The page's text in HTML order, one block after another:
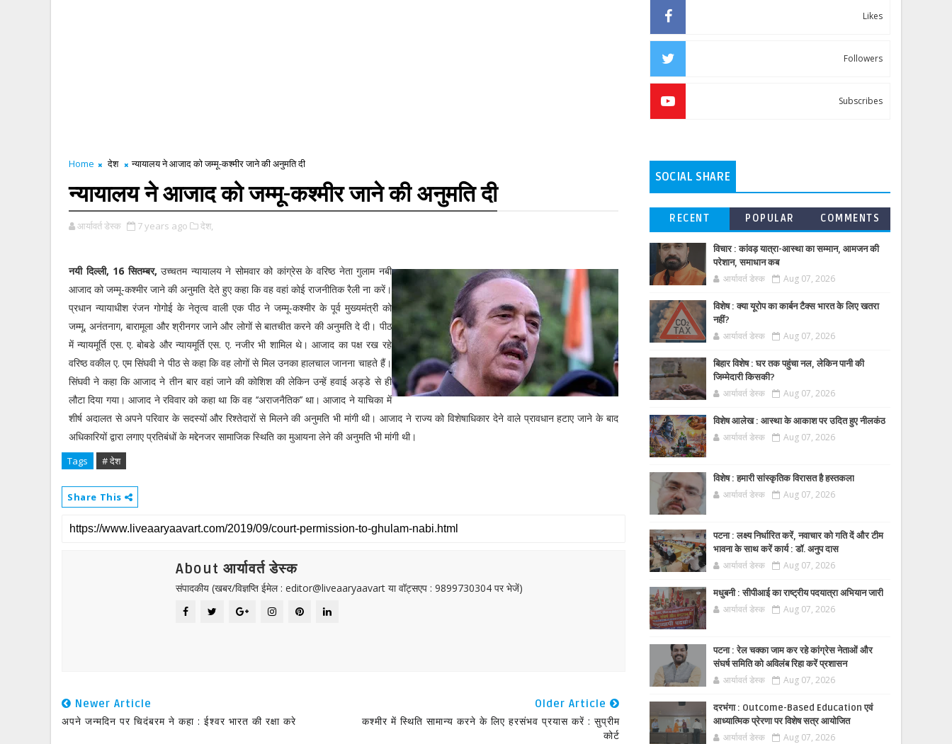
Home देश न्यायालय ने आजाद को जम्मू-कश्मीर जाने की अनुमति दी
न्यायालय ने आजाद को जम्मू-कश्मीर जाने की अनुमति दी
आर्यावर्त डेस्क 7 years ago देश,
नयी दिल्ली, 16 सितम्बर,उच्चतम न्यायालय ने सोमवार को कांग्रेस के वरिष्ठ नेता गुलाम नबी
आजाद को जम्मू-कश्मीर जाने की अनुमति देते हुए कहा कि वह वहां कोई राजनीतिक रैली ना करें।
प्रधान न्यायाधीश रंजन गोगोई के नेतृत्व वाली एक पीठ ने जम्मू-कश्मीर के पूर्व मुख्यमंत्री को
जम्मू, अनंतनाग, बारामूला और श्रीनगर जाने और लोगों से बातचीत करने की अनुमति दे दी। पीठ
में न्यायमूर्ति एस. ए. बोबडे और न्यायमूर्ति एस. ए. नजीर भी शामिल थे। आजाद का पक्ष रख रहे
वरिष्ठ वकील ए. एम सिंघवी ने पीठ से कहा कि वह लोगों से मिल उनका हालचाल जानना चाहते हैं।
सिंघवी ने कहा कि आजाद ने तीन बार वहां जाने की कोशिश की लेकिन उन्हें हवाई अड्डे से ही
लौटा दिया गया। आजाद ने रविवार को कहा था कि वह ‘‘अराजनैतिक’’ था। आजाद ने याचिका में
शीर्ष अदालत से अपने परिवार के सदस्यों और रिश्तेदारों से मिलने की अनुमति भी मांगी थी। आजाद ने राज्य को विशेषाधिकार देने वाले प्रावधान हटाए जाने के बाद
अधिकारियों द्वारा लगाए प्रतिबंधों के मद्देनजर सामाजिक स्थिति का मुआयना लेने की अनुमति भी मांगी थी।
Tags # देश
Share This
About आर्यावर्त डेस्क
संपादकीय (खबर/विज्ञप्ति ईमेल : editor@liveaaryaavart या वॉट्सएप : 9899730304 पर भेजें)
Newer Article
अपने जन्मदिन पर चिदंबरम ने कहा : ईश्वर भारत की रक्षा करे
Older Article
कश्मीर में स्थिति सामान्य करने के लिए हरसंभव प्रयास करें : सुप्रीम
कोर्ट
Likes
Followers
Subscribes
SOCIAL SHARE
RECENT POPULAR COMMENTS
विचार : कांवड़ यात्रा-आस्था का सम्मान, आमजन की
परेशान, समाधान कब
आर्यावर्त डेस्क Aug 07, 2026
विशेष : क्या यूरोप का कार्बन टैक्स भारत के लिए खतरा
नहीं?
आर्यावर्त डेस्क Aug 07, 2026
बिहार विशेष : घर तक पहुंचा नल, लेकिन पानी की
जिम्मेदारी किसकी?
आर्यावर्त डेस्क Aug 07, 2026
विशेष आलेख : आस्था के आकाश पर उदित हुए नीलकंठ
आर्यावर्त डेस्क Aug 07, 2026
विशेष : हमारी सांस्कृतिक विरासत है हस्तकला
आर्यावर्त डेस्क Aug 07, 2026
पटना : लक्ष्य निर्धारित करें, नवाचार को गति दें और टीम
भावना के साथ करें कार्य : डॉ. अनुप दास
आर्यावर्त डेस्क Aug 07, 2026
मधुबनी : सीपीआई का राष्ट्रीय पदयात्रा अभियान जारी
आर्यावर्त डेस्क Aug 07, 2026
पटना : रेल चक्का जाम कर रहे कांग्रेस नेताओं और
संघर्ष समिति को अविलंब रिहा करें प्रशासन
आर्यावर्त डेस्क Aug 07, 2026
दरभंगा : Outcome-Based Education एवं
आध्यात्मिक प्रेरणा पर विशेष सत्र आयोजित
आर्यावर्त डेस्क Aug 07, 2026